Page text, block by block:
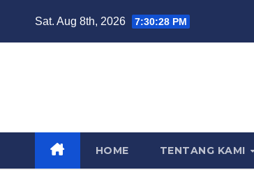
Sat. Aug 8th, 2026 7:30:29 PM
HOME TENTANG KAMI